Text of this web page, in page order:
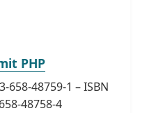
PHP
658-48759-1 – ISBN
48758-4